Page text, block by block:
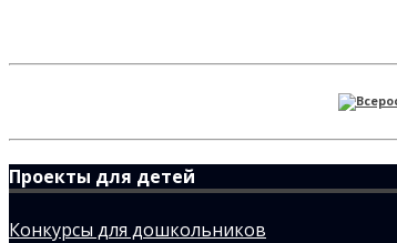
Проекты для детей
Конкурсы для дошкольников